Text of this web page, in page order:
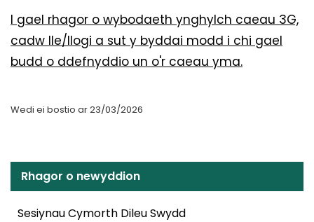
I gael rhagor o wybodaeth ynghylch caeau 3G,
cadw lle/llogi a sut y byddai modd i chi gael
budd o ddefnyddio un o'r caeau yma.
Wedi ei bostio ar 23/03/2026
Rhagor o newyddion
Sesiynau Cymorth Dileu Swydd